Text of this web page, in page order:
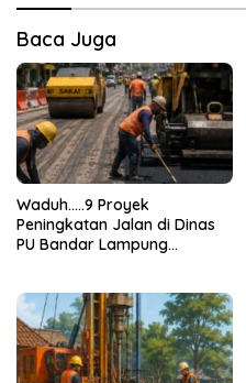
Baca Juga
Waduh…..9 Proyek
Peningkatan Jalan di Dinas
PU Bandar Lampung